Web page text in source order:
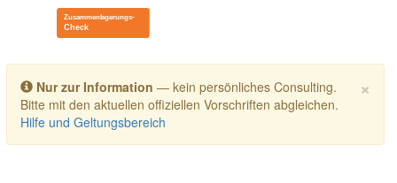
Toggle navigation
×
Nur zur Information — kein persönliches Consulting.
Bitte mit den aktuellen offiziellen Vorschriften abgleichen.
Hilfe und Geltungsbereich